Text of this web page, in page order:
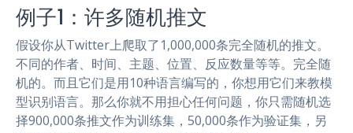
例子1：许多随机推文
假设你从Twitter上爬取了1,000,000条完全随机的推文。
不同的作者、时间、主题、位置、反应数量等等。完全随
机的。而且它们是用10种语言编写的，你想用它们来教模
型识别语言。那么你就不用担心任何问题，你只需随机选
择900,000条推文作为训练集，50,000条作为验证集，另